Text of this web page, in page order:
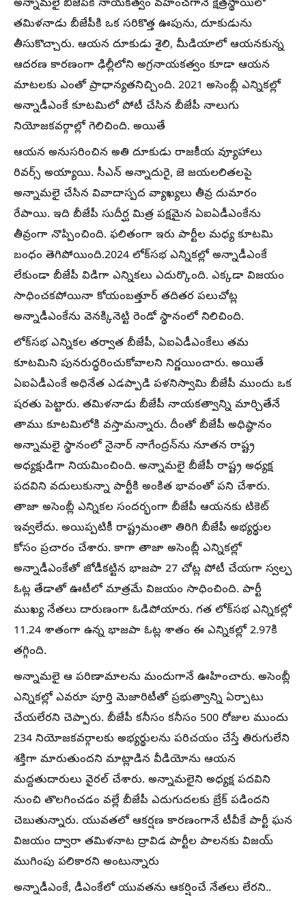
అన్నామలై బీజేపీకి నాయకత్వం వహించగానే క్షేత్రస్థాయిలో
తమిళనాడు బీజేపీకి ఒక సరికొత్త ఊపును, దూకుడును
తీసుకొచ్చారు. ఆయన దూకుడు శైలి, మీడియాలో ఆయనకున్న
ఆదరణ కారణంగా ఢిల్లీలోని అగ్రనాయకత్వం కూడా ఆయన
మాటలకు ఎంతో ప్రాధాన్యతనిచ్చింది. 2021 అసెంబ్లీ ఎన్నికల్లో
అన్నాడీఎంకే కూటమిలో పోటీ చేసిన బీజేపీ నాలుగు
నియోజకవర్గాల్లో గెలిచింది. అయితే
ఆయన అనుసరించిన అతి దూకుడు రాజకీయ వ్యూహాలు
రివర్స్ అయ్యాయి. సీఎన్ అన్నాదురై, జె జయలలితలపై
అన్నామలై చేసిన వివాదాస్పద వ్యాఖ్యలు తీవ్ర దుమారం
రేపాయి. ఇది బీజేపీ సుదీర్ఘ మిత్ర పక్షమైన ఏఐఏడీఎంకేను
తీవ్రంగా నొప్పించింది. ఫలితంగా ఇరు పార్టీల మధ్య కూటమి
బంధం తెగిపోయింది.2024 లోక్‌సభ ఎన్నికల్లో అన్నాడీఎంకే
లేకుండా బీజేపీ విడిగా ఎన్నికలు ఎదుర్కొంది. ఎక్కడా విజయం
సాధించకపోయినా కోయంబత్తూర్‌ తదితర పలుచోట్ల
అన్నాడీఎంకేను వెనక్కినెట్టి రెండో స్థానంలో నిలిచింది.
లోక్‌సభ ఎన్నికల తర్వాత బీజేపీ, ఏఐఏడీఎంకేలు తమ
కూటమిని పునరుద్ధరించుకోవాలని నిర్ణయించారు. అయితే
ఏఐఏడీఎంకే అధినేత ఎడప్పాడి పళనిస్వామి బీజేపీ ముందు ఒక
షరతు పెట్టారు. తమిళనాడు బీజేపీ నాయకత్వాన్ని మార్చితేనే
తాము కూటమిలోకి వస్తామన్నారు. దీంతో బీజేపీ అధిష్ఠానం
అన్నామలై స్థానంలో నైనార్ నాగేంద్రన్‌ను నూతన రాష్ట్ర
అధ్యక్షుడిగా నియమించింది. అన్నామలై బీజేపీ రాష్ట్ర అధ్యక్ష
పదవిని వదులుకున్నా పార్టీకి అంకిత భావంతో పని చేశారు.
తాజా అసెంబ్లీ ఎన్నికల సందర్భంగా బీజేపీ ఆయనకు టికెట్
ఇవ్వలేదు. అయిప్పటికీ రాష్ట్రమంతా తిరిగి బీజేపీ అభ్యర్థుల
కోసం ప్రచారం చేశారు. కాగా తాజా అసెంబ్లీ ఎన్నికల్లో
అన్నాడీఎంకేతో జోడీకట్టిన భాజపా 27 చోట్ల పోటీ చేయగా స్వల్ప
ఓట్ల తేడాతో ఊటీలో మాత్రమే విజయం సాధించింది. పార్టీ
ముఖ్య నేతలు దారుణంగా ఓడిపోయారు. గత లోక్‌సభ ఎన్నికల్లో
11.24 శాతంగా ఉన్న భాజపా ఓట్ల శాతం ఈ ఎన్నికల్లో 2.97కి
తగ్గింది.
అన్నామలై ఆ పరిణామాలను మందుగానే ఊహించారు. అసెంబ్లీ
ఎన్నికల్లో ఎవరూ పూర్తి మెజారిటీతో ప్రభుత్వాన్ని ఏర్పాటు
చేయలేరని చెప్పారు. బీజేపీ కనీసం కనీసం 500 రోజుల ముందు
234 నియోజకవర్గాలకు అభ్యర్థులను పరిచయం చేస్తే తిరుగులేని
శక్తిగా మారుతుందని మాట్లాడిన వీడియోను ఆయన
మద్దతుదారులు వైరల్ చేశారు. అన్నామలైని అధ్యక్ష పదవిని
నుంచి తొలగించడం వల్లే బీజేపీ ఎదుగుదలకు బ్రేక్‌ పడిందని
చెబుతున్నారు. యువతలో ఆకర్షణ కారణంగానే టీవీకే పార్టీ ఘన
విజయం ద్వారా తమిళనాట ద్రావిడ పార్టీల పాలనకు విజయ్‌
ముగింపు పలికారని అంటున్నారు
అన్నాడీఎంకే, డీఎంకేలో యువతను ఆకర్షించే నేతలు లేరని..